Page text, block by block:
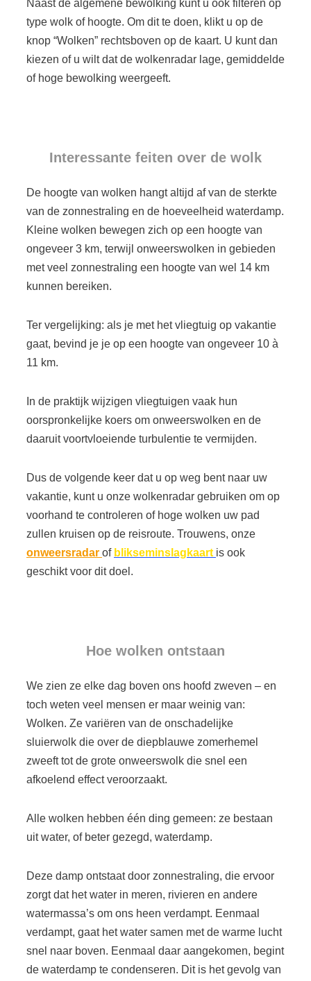
Naast de algemene bewolking kunt u ook filteren op
type wolk of hoogte. Om dit te doen, klikt u op de
knop “Wolken” rechtsboven op de kaart. U kunt dan
kiezen of u wilt dat de wolkenradar lage, gemiddelde
of hoge bewolking weergeeft.
Interessante feiten over de wolk
De hoogte van wolken hangt altijd af van de sterkte
van de zonnestraling en de hoeveelheid waterdamp.
Kleine wolken bewegen zich op een hoogte van
ongeveer 3 km, terwijl onweerswolken in gebieden
met veel zonnestraling een hoogte van wel 14 km
kunnen bereiken.
Ter vergelijking: als je met het vliegtuig op vakantie
gaat, bevind je je op een hoogte van ongeveer 10 à
11 km.
In de praktijk wijzigen vliegtuigen vaak hun
oorspronkelijke koers om onweerswolken en de
daaruit voortvloeiende turbulentie te vermijden.
Dus de volgende keer dat u op weg bent naar uw
vakantie, kunt u onze wolkenradar gebruiken om op
voorhand te controleren of hoge wolken uw pad
zullen kruisen op de reisroute. Trouwens, onze
onweersradar of blikseminslagkaart is ook
geschikt voor dit doel.
Hoe wolken ontstaan
We zien ze elke dag boven ons hoofd zweven – en
toch weten veel mensen er maar weinig van:
Wolken. Ze variëren van de onschadelijke
sluierwolk die over de diepblauwe zomerhemel
zweeft tot de grote onweerswolk die snel een
afkoelend effect veroorzaakt.
Alle wolken hebben één ding gemeen: ze bestaan
uit water, of beter gezegd, waterdamp.
Deze damp ontstaat door zonnestraling, die ervoor
zorgt dat het water in meren, rivieren en andere
watermassa’s om ons heen verdampt. Eenmaal
verdampt, gaat het water samen met de warme lucht
snel naar boven. Eenmaal daar aangekomen, begint
de waterdamp te condenseren. Dit is het gevolg van